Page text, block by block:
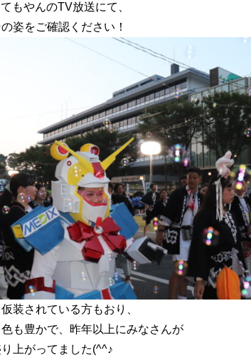
もやんのTV放送にて、
姿をご確認ください！
装されている方もおり、
も豊かで、昨年以上にみなさんが
上がってました(^^♪